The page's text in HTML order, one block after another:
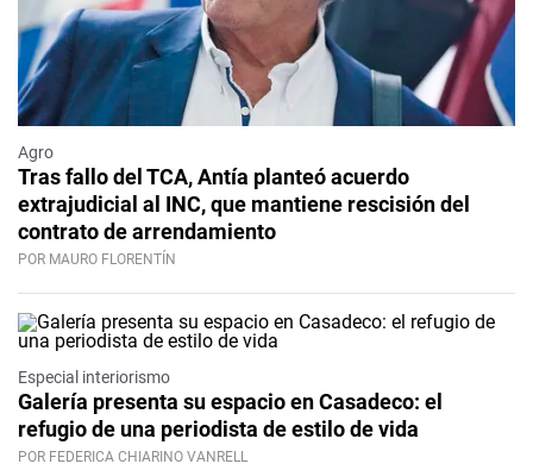
Agro
Tras fallo del TCA, Antía planteó acuerdo
extrajudicial al INC, que mantiene rescisión del
contrato de arrendamiento
POR MAURO FLORENTÍN
Especial interiorismo
Galería presenta su espacio en Casadeco: el
refugio de una periodista de estilo de vida
POR FEDERICA CHIARINO VANRELL